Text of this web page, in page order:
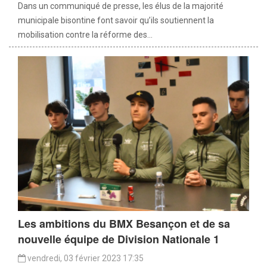
Dans un communiqué de presse, les élus de la majorité
municipale bisontine font savoir qu’ils soutiennent la
mobilisation contre la réforme des...
Les ambitions du BMX Besançon et de sa
nouvelle équipe de Division Nationale 1
vendredi, 03 février 2023 17:35